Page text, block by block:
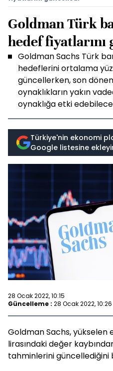
Goldman Türk
hedef fiyatlarını
Goldman Sachs Türk
hedeflerini ortalama
güncellerken, son
oynaklıkların yakın
oynaklığa etki
Türkiye'nin ekonomi
Google listesine
28 Ocak 2022, 10:15
Güncelleme : 28 Ocak 2022, 10:26
Goldman Sachs, yükselen
lirasındaki değer
tahminlerini güncellediğini